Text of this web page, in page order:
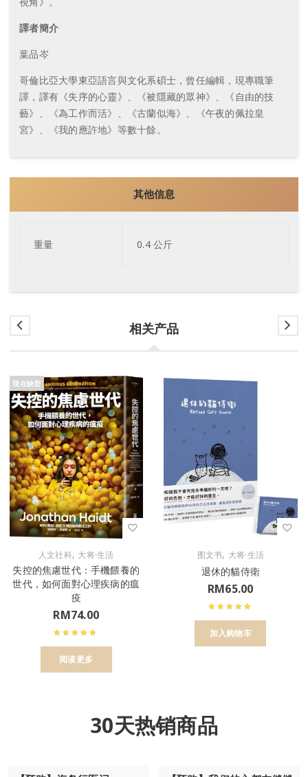
譯者簡介
葉品岑
哥倫比亞大學東亞語言與文化系碩士，曾任編輯，現專職筆
譯，譯有《失序的心靈》、《被隱藏的眾神》、《自由的技
藝》、《為工作而活》、《古蘭似海》、《午夜的佩拉皇
宮》、《我的應許地》等數十餘。
其他信息
重量 0.4 公斤
相关产品
现在缺货
人文社科, 大将·生活
失控的焦慮世代：手機餵養的
世代，如何面對心理疾病的瘟
疫
RM74.00
阅读更多
图文书, 大将·生活
退休的貓侍衛
RM65.00
加入购物车
30天热销商品